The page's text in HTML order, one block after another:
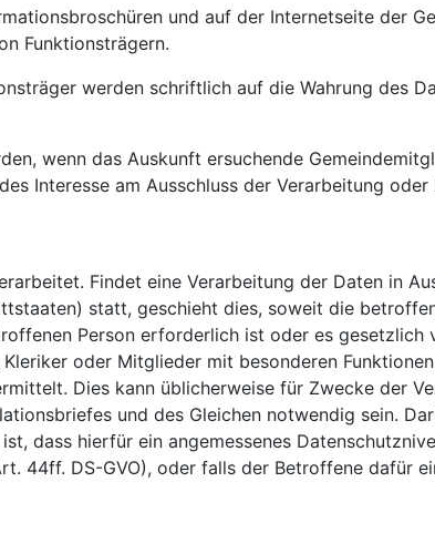
und auf der Internetseite der
Funktionsträgern.
werden schriftlich auf die Wahrung des
wenn das Auskunft ersuchende
Interesse am Ausschluss der Verarbeitung
Findet eine Verarbeitung der Daten in
statt, geschieht dies, soweit die
Person erforderlich ist oder es gesetzlich
oder Mitglieder mit besonderen
Dies kann üblicherweise für Zwecke der
und des Gleichen notwendig sein.
dass hierfür ein angemessenes
44ff. DS-GVO), oder falls der Betroffene dafür